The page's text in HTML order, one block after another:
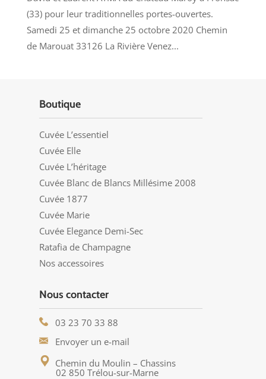
(33) pour leur traditionnelles portes-ouvertes.
Samedi 25 et dimanche 25 octobre 2020 Chemin
de Marouat 33126 La Rivière Venez...
Boutique
Cuvée L’essentiel
Cuvée Elle
Cuvée L’héritage
Cuvée Blanc de Blancs Millésime 2008
Cuvée 1877
Cuvée Marie
Cuvée Elegance Demi-Sec
Ratafia de Champagne
Nos accessoires
Nous contacter
03 23 70 33 88
Envoyer un e-mail
Chemin du Moulin – Chassins
02 850 Trélou-sur-Marne